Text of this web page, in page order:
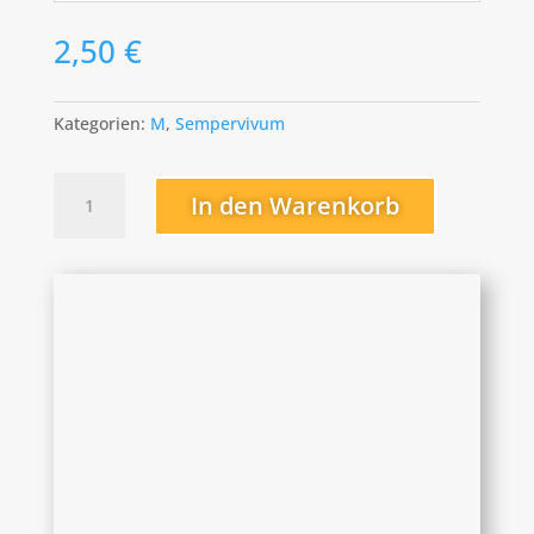
2,50 €
Kategorien: M, Sempervivum
Menge
In den Warenkorb